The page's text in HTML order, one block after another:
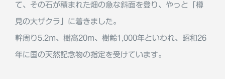
て、その石が積まれた畑の急な斜面を登り、やっと「樽
見の大ザクラ」に着きました。
幹周り5.2m、樹高20m、樹齢1,000年といわれ、昭和26
年に国の天然記念物の指定を受けています。